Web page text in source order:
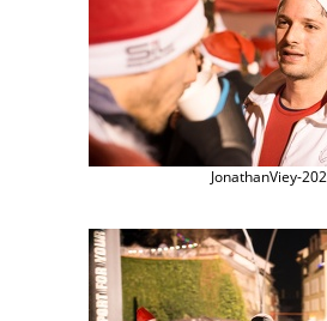
JonathanViey-202